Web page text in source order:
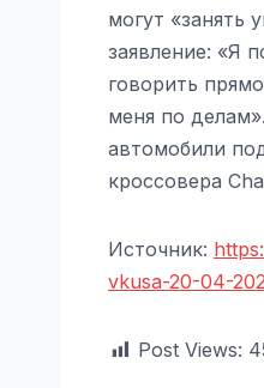
могут «занять
заявление: «Я
говорить
меня по
автомобили
кроссовера
Источник:
vkusa-20-04-
Post Views: